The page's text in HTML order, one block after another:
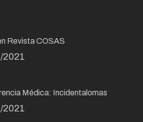
Revista COSAS
2021
Médica: Incidentalomas
2021